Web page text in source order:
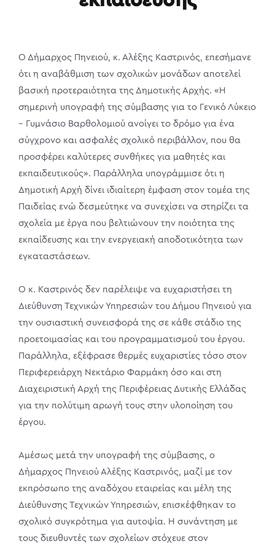
Ο Δήμαρχος Πηνειού, κ. Αλέξης Καστρινός, επεσήμανε
ότι η αναβάθμιση των σχολικών μονάδων αποτελεί
βασική προτεραιότητα της Δημοτικής Αρχής. «Η
σημερινή υπογραφή της σύμβασης για το Γενικό Λύκειο
– Γυμνάσιο Βαρθολομιού ανοίγει το δρόμο για ένα
σύγχρονο και ασφαλές σχολικό περιβάλλον, που θα
προσφέρει καλύτερες συνθήκες για μαθητές και
εκπαιδευτικούς». Παράλληλα υπογράμμισε ότι η
Δημοτική Αρχή δίνει ιδιαίτερη έμφαση στον τομέα της
Παιδείας ενώ δεσμεύτηκε να συνεχίσει να στηρίζει τα
σχολεία με έργα που βελτιώνουν την ποιότητα της
εκπαίδευσης και την ενεργειακή αποδοτικότητα των
εγκαταστάσεων.
Ο κ. Καστρινός δεν παρέλειψε να ευχαριστήσει τη
Διεύθυνση Τεχνικών Υπηρεσιών του Δήμου Πηνειού για
την ουσιαστική συνεισφορά της σε κάθε στάδιο της
προετοιμασίας και του προγραμματισμού του έργου.
Παράλληλα, εξέφρασε θερμές ευχαριστίες τόσο στον
Περιφερειάρχη Νεκτάριο Φαρμάκη όσο και στη
Διαχειριστική Αρχή της Περιφέρειας Δυτικής Ελλάδας
για την πολύτιμη αρωγή τους στην υλοποίηση του
έργου.
Αμέσως μετά την υπογραφή της σύμβασης, ο
Δήμαρχος Πηνειού Αλέξης Καστρινός, μαζί με τον
εκπρόσωπο της αναδόχου εταιρείας και μέλη της
Διεύθυνσης Τεχνικών Υπηρεσιών, επισκέφθηκαν το
σχολικό συγκρότημα για αυτοψία. Η συνάντηση με
τους διευθυντές των σχολείων στόχευε στον